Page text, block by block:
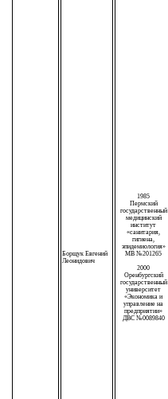
Борщук Евгений
Леонидович
1985
Пермский
государственный
медицинский
институт
«санитария,
гигиена,
эпидемиология»
МВ №201265
2000
Оренбургский
государственный
университет
«Экономика и
управление на
предприятии»
ДВС №0089840